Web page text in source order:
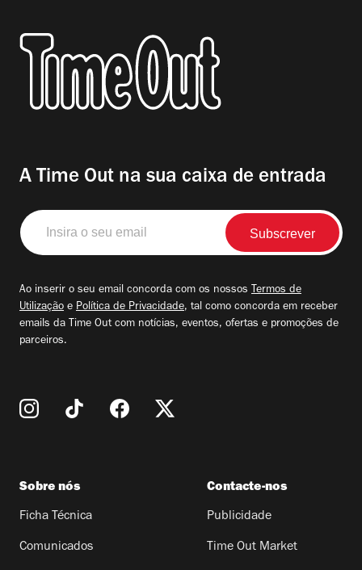
A Time Out na sua caixa de entrada
Insira
o
seu
Ao inserir o seu email concorda com os nossos Termos de
Utilização e Política de Privacidade, tal como concorda em receber
emails da Time Out com notícias, eventos, ofertas e promoções de
parceiros.
Sobre nós
Ficha Técnica
Comunicados
Contacte-nos
Publicidade
Time Out Market